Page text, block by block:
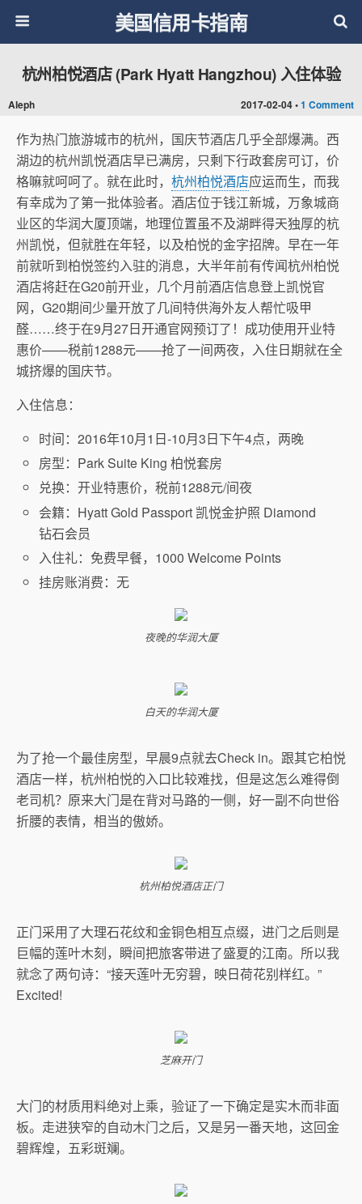
美国信用卡指南
2017-02-04 •1 Comment
杭州柏悦酒店 (Park Hyatt Hangzhou) 入住体验
Aleph
作为热门旅游城市的杭州，国庆节酒店几乎全部爆满。西
湖边的杭州凯悦酒店早已满房，只剩下行政套房可订，价
格嘛就呵呵了。就在此时， 杭州柏悦酒店应运而生，而我
有幸成为了第一批体验者。酒店位于钱江新城，万象城商
业区的华润大厦顶端，地理位置虽不及湖畔得天独厚的杭
州凯悦，但就胜在年轻，以及柏悦的金字招牌。早在一年
前就听到柏悦签约入驻的消息，大半年前有传闻杭州柏悦
酒店将赶在G20前开业，几个月前酒店信息登上凯悦官
网，G20期间少量开放了几间特供海外友人帮忙吸甲
醛……终于在9月27日开通官网预订了！成功使用开业特
惠价——税前1288元——抢了一间两夜，入住日期就在全
城挤爆的国庆节。
入住信息：
时间：2016年10月1日-10月3日下午4点，两晚
房型：Park Suite King 柏悦套房
兑换：开业特惠价，税前1288元/间夜
会籍：Hyatt Gold Passport 凯悦金护照 Diamond
钻石会员
入住礼：免费早餐，1000 Welcome Points
挂房账消费：无
夜晚的华润大厦
白天的华润大厦
为了抢一个最佳房型，早晨9点就去Check in。跟其它柏悦
酒店一样，杭州柏悦的入口比较难找，但是这怎么难得倒
老司机？原来大门是在背对马路的一侧，好一副不向世俗
折腰的表情，相当的傲娇。
杭州柏悦酒店正门
正门采用了大理石花纹和金铜色相互点缀，进门之后则是
巨幅的莲叶木刻，瞬间把旅客带进了盛夏的江南。所以我
就念了两句诗：“接天莲叶无穷碧，映日荷花别样红。”
Excited!
芝麻开门
大门的材质用料绝对上乘，验证了一下确定是实木而非面
板。走进狭窄的自动木门之后，又是另一番天地，这回金
碧辉煌，五彩斑斓。